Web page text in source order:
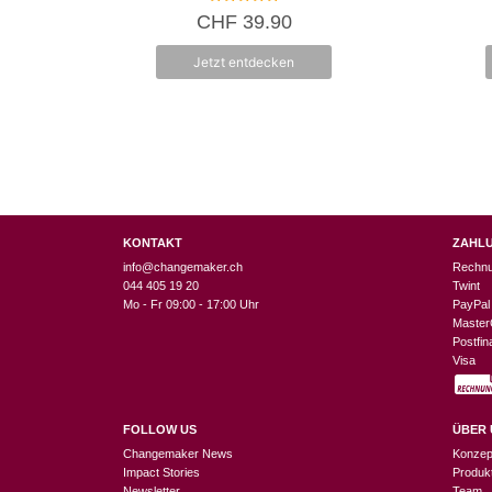
5.00
von 5
CHF39.90
Jetzt entdecken
KONTAKT
info@changemaker.ch
044 405 19 20
Mo - Fr 09:00 - 17:00 Uhr
FOLLOW US
Changemaker News
Impact Stories
Twint
PayPal
Visa
ÜBER